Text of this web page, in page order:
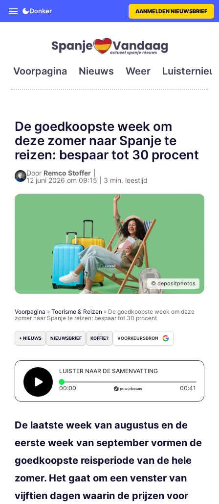
SpanjeVandaag is de eerste
Donker AANMELDEN NIEUWSBRIEF
Voorpagina Nieuws Weer
De goedkoopste week om
deze zomer naar Spanje te
reizen: bespaar tot 30 procent
Door Remco Stoffer
12 juni 2026 om 09:15 | 3 min. leestijd
© depositphotos
Voorpagina » Toerisme & Reizen » De goedkoopste week om deze
zomer naar Spanje te reizen: bespaar tot 30 procent
+ NIEUWS NIEUWSBRIEF KOFFIE? VOORKEURSBRON
LUISTER NAAR DE SAMENVATTING
00:00 Elapsed time: 0 seconds 00:41
De laatste week van augustus en de
eerste week van september vormen de
goedkoopste reisperiode van de hele
zomer. Het gaat om een venster van
vijftien dagen waarin de prijzen voor